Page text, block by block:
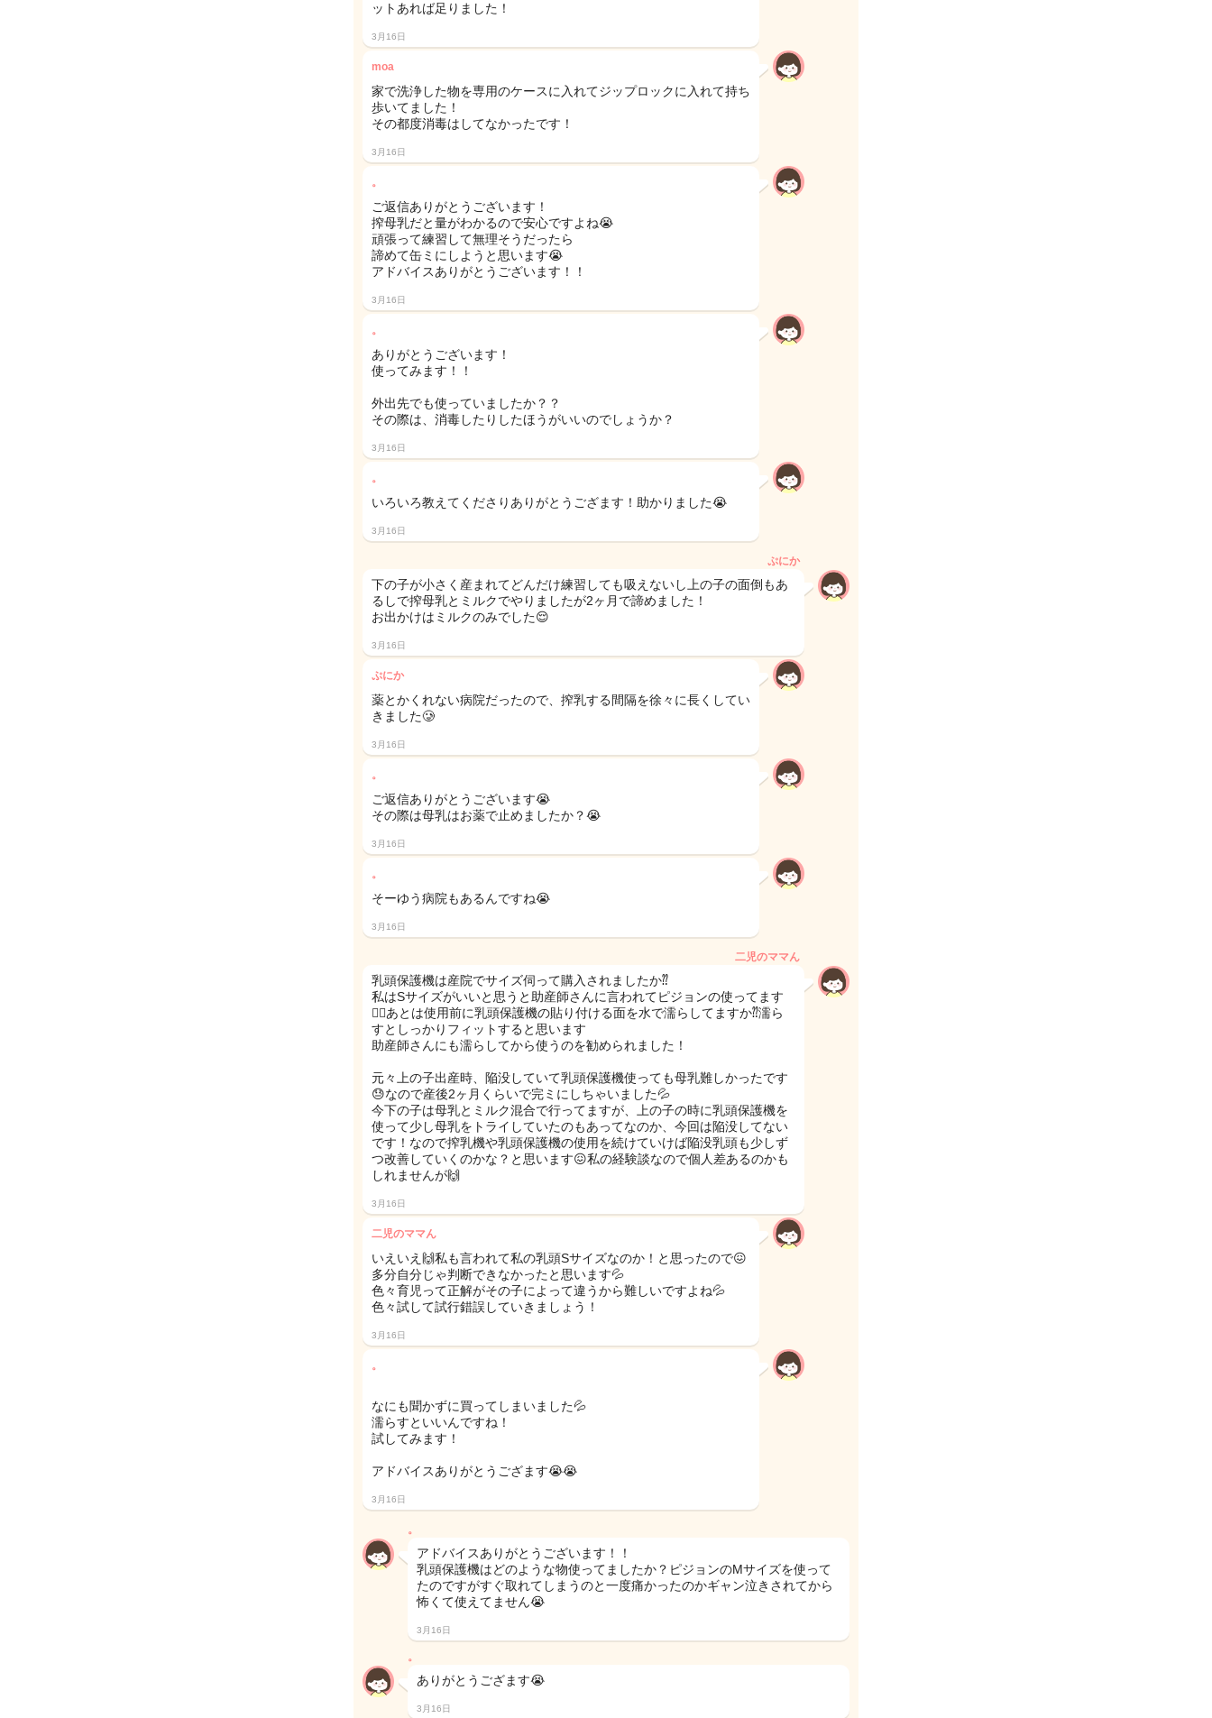
ットあれば足りました！
3月16日
moa
家で洗浄した物を専用のケースに入れてジップロックに入れて持ち
歩いてました！
その都度消毒はしてなかったです！
3月16日
。
ご返信ありがとうございます！
搾母乳だと量がわかるので安心ですよね😭
頑張って練習して無理そうだったら
諦めて缶ミにしようと思います😭
アドバイスありがとうございます！！
3月16日
。
ありがとうございます！
使ってみます！！
外出先でも使っていましたか？？
その際は、消毒したりしたほうがいいのでしょうか？
3月16日
。
いろいろ教えてくださりありがとうござます！助かりました😭
3月16日
ぷにか
下の子が小さく産まれてどんだけ練習しても吸えないし上の子の面倒もあ
るしで搾母乳とミルクでやりましたが2ヶ月で諦めました！
お出かけはミルクのみでした😌
3月16日
ぷにか
薬とかくれない病院だったので、搾乳する間隔を徐々に長くしてい
きました🥲
3月16日
。
ご返信ありがとうございます😭
その際は母乳はお薬で止めましたか？😭
3月16日
。
そーゆう病院もあるんですね😭
3月16日
二児のママん
乳頭保護機は産院でサイズ伺って購入されましたか⁇
私はSサイズがいいと思うと助産師さんに言われてピジョンの使ってます
🙆‍♀️あとは使用前に乳頭保護機の貼り付ける面を水で濡らしてますか⁇濡ら
すとしっかりフィットすると思います
助産師さんにも濡らしてから使うのを勧められました！
元々上の子出産時、陥没していて乳頭保護機使っても母乳難しかったです
😓なので産後2ヶ月くらいで完ミにしちゃいました💦
今下の子は母乳とミルク混合で行ってますが、上の子の時に乳頭保護機を
使って少し母乳をトライしていたのもあってなのか、今回は陥没してない
です！なので搾乳機や乳頭保護機の使用を続けていけば陥没乳頭も少しず
つ改善していくのかな？と思います😖私の経験談なので個人差あるのかも
しれませんが🙌
3月16日
二児のママん
いえいえ🙌私も言われて私の乳頭Sサイズなのか！と思ったので😖
多分自分じゃ判断できなかったと思います💦
色々育児って正解がその子によって違うから難しいですよね💦
色々試して試行錯誤していきましょう！
3月16日
。
なにも聞かずに買ってしまいました💦
濡らすといいんですね！
試してみます！
アドバイスありがとうござます😭😭
3月16日
。
アドバイスありがとうございます！！
乳頭保護機はどのような物使ってましたか？ピジョンのMサイズを使って
たのですがすぐ取れてしまうのと一度痛かったのかギャン泣きされてから
怖くて使えてません😭
3月16日
。
ありがとうござます😭
3月16日